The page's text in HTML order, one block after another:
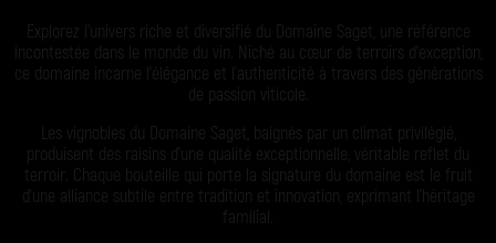
Explorez l’univers riche et diversifié du Domaine Saget, une référence
incontestée dans le monde du vin. Niché au cœur de terroirs d’exception,
ce domaine incarne l’élégance et l’authenticité à travers des générations
de passion viticole.
Les vignobles du Domaine Saget, baignés par un climat privilégié,
produisent des raisins d’une qualité exceptionnelle, véritable reflet du
terroir. Chaque bouteille qui porte la signature du domaine est le fruit
d’une alliance subtile entre tradition et innovation, exprimant l’héritage
familial.